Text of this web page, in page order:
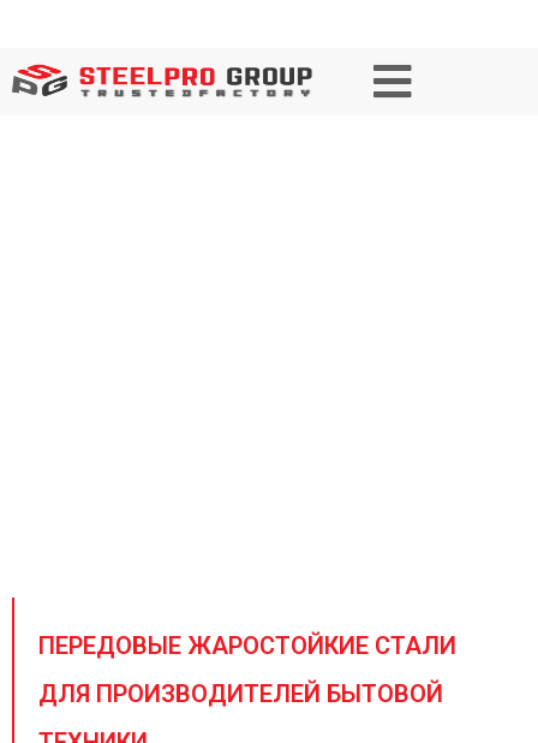
ПЕРЕДОВЫЕ ЖАРОСТОЙКИЕ СТАЛИ
ДЛЯ ПРОИЗВОДИТЕЛЕЙ БЫТОВОЙ